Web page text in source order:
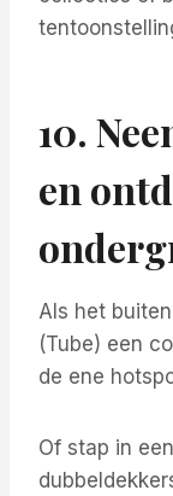
10.
en
Als het
(Tube) een
de ene
Of stap in